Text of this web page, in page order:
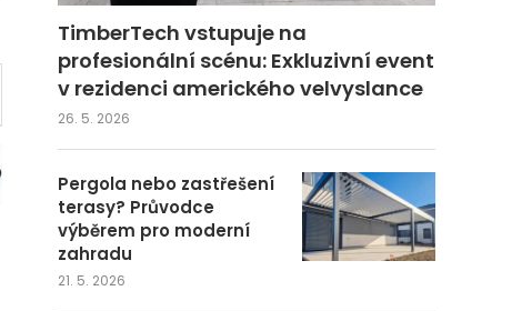
TimberTech vstupuje na
profesionální scénu: Exkluzivní event
v rezidenci amerického velvyslance
26. 5. 2026
Pergola nebo zastřešení
terasy? Průvodce
výběrem pro moderní
zahradu
21. 5. 2026